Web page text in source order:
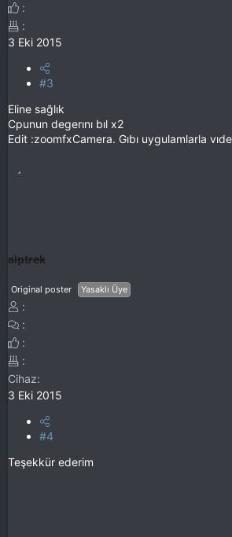
3 Eki 2015
#3
Eline sağlık
Cpunun degerını bıl x2
Edit :zoomfxCamera. Gıbı uygulamlarla
alptrek
Original poster Yasaklı Üye
Cihaz
3 Eki 2015
#4
Teşekkür ederim